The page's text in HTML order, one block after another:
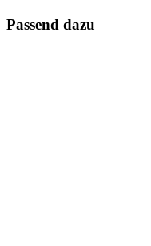
Passend dazu